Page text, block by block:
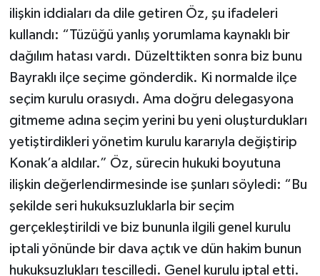
ilişkin iddiaları da dile getiren Öz, şu ifadeleri
kullandı: “Tüzüğü yanlış yorumlama kaynaklı bir
dağılım hatası vardı. Düzelttikten sonra biz bunu
Bayraklı ilçe seçime gönderdik. Ki normalde ilçe
seçim kurulu orasıydı. Ama doğru delegasyona
gitmeme adına seçim yerini bu yeni oluşturdukları
yetiştirdikleri yönetim kurulu kararıyla değiştirip
Konak’a aldılar.” Öz, sürecin hukuki boyutuna
ilişkin değerlendirmesinde ise şunları söyledi: “Bu
şekilde seri hukuksuzluklarla bir seçim
gerçekleştirildi ve biz bununla ilgili genel kurulu
iptali yönünde bir dava açtık ve dün hakim bunun
hukuksuzlukları tescilledi. Genel kurulu iptal etti.